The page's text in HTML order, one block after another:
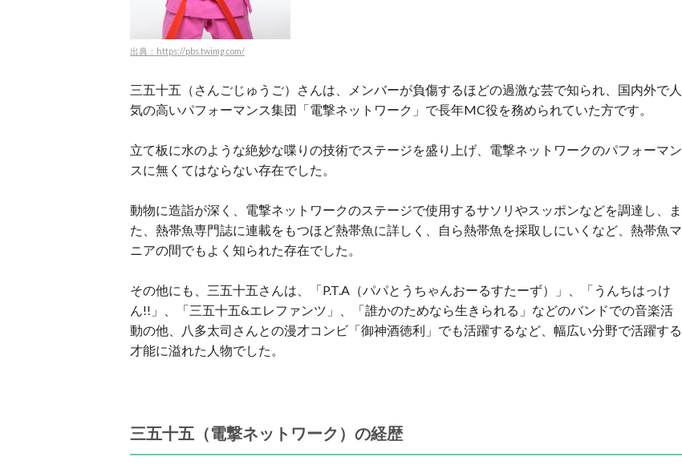
出典：https://pbs.twimg.com/
三五十五（さんごじゅうご）さんは、メンバーが負傷するほどの過激な芸で知られ、国内外で人
気の高いパフォーマンス集団「電撃ネットワーク」で長年MC役を務められていた方です。
立て板に水のような絶妙な喋りの技術でステージを盛り上げ、電撃ネットワークのパフォーマン
スに無くてはならない存在でした。
動物に造詣が深く、電撃ネットワークのステージで使用するサソリやスッポンなどを調達し、ま
た、熱帯魚専門誌に連載をもつほど熱帯魚に詳しく、自ら熱帯魚を採取しにいくなど、熱帯魚マ
ニアの間でもよく知られた存在でした。
その他にも、三五十五さんは、「P.T.A（パパとうちゃんおーるすたーず）」、「うんちはっけ
ん!!」、「三五十五&エレファンツ」、「誰かのためなら生きられる」などのバンドでの音楽活
動の他、八多太司さんとの漫才コンビ「御神酒徳利」でも活躍するなど、幅広い分野で活躍する
才能に溢れた人物でした。
三五十五（電撃ネットワーク）の経歴